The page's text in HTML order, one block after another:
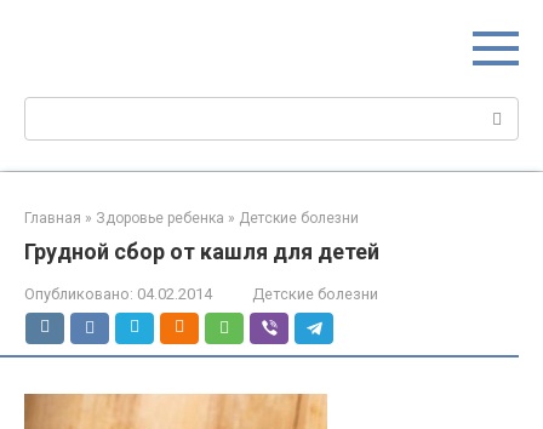
Поиск:
Главная » Здоровье ребенка » Детские болезни
Грудной сбор от кашля для детей
Опубликовано: 04.02.2014 Детские болезни